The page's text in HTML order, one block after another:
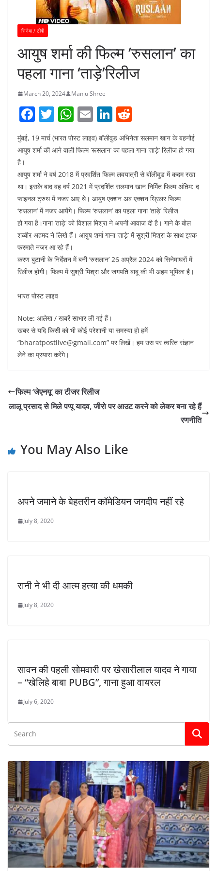
सिनेमा / टीवी
आयुष शर्मा की फिल्म ‘रुसलान’ का
पहला गाना ‘ताड़े’रिलीज
March 20, 2024 Manju Shree
F
c
b
o
o
k
T
itt
W
at
A
p
p
E
m
ai
Li
k
dI
n
e
d
t
मुंबई, 19 मार्च (भारत पोस्ट लाइव) बॉलीवुड अभिनेता सलमान खान के बहनोई
आयुष शर्मा की आने वाली फिल्म ‘रूसलान’ का पहला गाना ‘ताड़े’ रिलीज हो गया
है।
आयुष शर्मा ने वर्ष 2018 में प्रदर्शित फिल्म लवयात्री से बॉलीवुड में कदम रखा
था। इसके बाद वह वर्ष 2021 में प्रदर्शित सलमान खान निर्मित फिल्म अंतिम: द
फाइनल ट्रुथ में नजर आए थे। आयुष एक्शन अब एक्शन थ्रिलर फिल्म
‘रुसलान’ में नजर आयेंगे। फिल्म ‘रुसलान’ का पहला गाना ‘ताड़े’ रिलीज
हो गया है।गाना ‘ताड़े’ को विशाल मिश्रा ने अपनी आवाज दी है। गाने के बोल
शब्बीर अहमद ने लिखे हैं। आयुष शर्मा गाना ‘ताड़े’ में सुश्री मिश्रा के साथ इश्क
फरमाते नजर आ रहे हैं।
करण बुटानी के निर्देशन में बनी ‘रुसलान’ 26 अप्रैल 2024 को सिनेमाघरों में
रिलीज होगी। फिल्म में सुश्री मिश्रा और जगपति बाबू की भी अहम भूमिका है।
भारत पोस्ट लाइव
Note: आलेख / खबरें साभार ली गई हैं।
खबर से यदि किसी को भी कोई परेशानी या समस्या हो हमें
“bharatpostlive@gmail.com” पर लिखें। हम उस पर त्वरित संज्ञान
लेने का प्रयास करेंगे।
फिल्म ‘जेएनयू’ का टीजर रिलीज
लालू प्रसाद से मिले पप्पू यादव, जीरो पर आउट करने को लेकर बना रहे हैं
रणनीति
You May Also Like
अपने जमाने के बेहतरीन कॉमेडियन जगदीप नहीं रहे
July 8, 2020
रानी ने भी दी आत्म हत्या की धमकी
July 8, 2020
सावन की पहली सोमवारी पर खेसारीलाल यादव ने गाया
– “खेलिहे बाबा PUBG”, गाना हुआ वायरल
July 6, 2020